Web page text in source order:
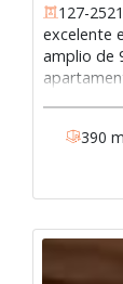
127-2521
excelente
amplio de
santa-fe,
390 m